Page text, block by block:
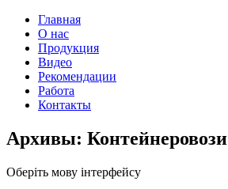
Главная
О нас
Продукция
Видео
Рекомендации
Работа
Контакты
Архивы: Контейнеровози
Оберіть мову інтерфейсу